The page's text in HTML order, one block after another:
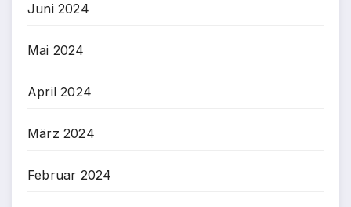
Juni 2024
Mai 2024
April 2024
März 2024
Februar 2024